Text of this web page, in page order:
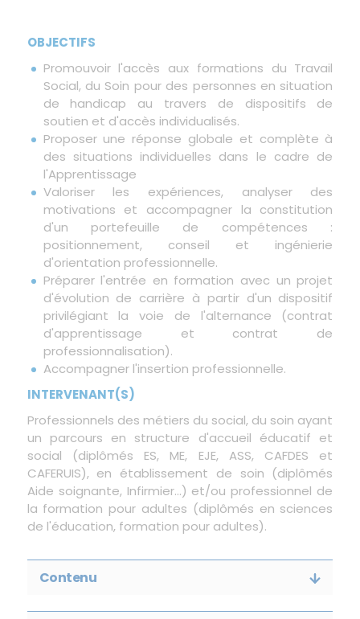
OBJECTIFS
Promouvoir l'accès aux formations du Travail
Social, du Soin pour des personnes en situation
de handicap au travers de dispositifs de
soutien et d'accès individualisés.
Proposer une réponse globale et complète à
des situations individuelles dans le cadre de
l'Apprentissage
Valoriser les expériences, analyser des
motivations et accompagner la constitution
d'un portefeuille de compétences :
positionnement, conseil et ingénierie
d'orientation professionnelle.
Préparer l'entrée en formation avec un projet
d'évolution de carrière à partir d'un dispositif
privilégiant la voie de l'alternance (contrat
d'apprentissage et contrat de
professionnalisation).
Accompagner l'insertion professionnelle.
INTERVENANT(S)
Professionnels des métiers du social, du soin ayant
un parcours en structure d'accueil éducatif et
social (diplômés ES, ME, EJE, ASS, CAFDES et
CAFERUIS), en établissement de soin (diplômés
Aide soignante, Infirmier...) et/ou professionnel de
la formation pour adultes (diplômés en sciences
de l'éducation, formation pour adultes).
Contenu